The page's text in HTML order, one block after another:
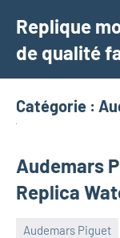
contenu
Replique
de qualité
Catégorie :
Audemars
Replica
Audemars Piguet